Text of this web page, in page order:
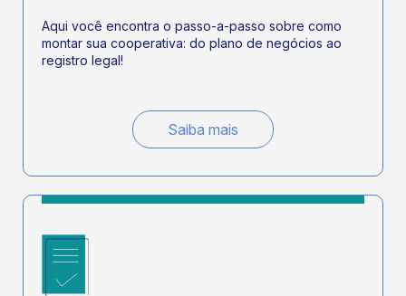
Aqui você encontra o passo-a-passo sobre como
montar sua cooperativa: do plano de negócios ao
registro legal!
Saiba mais